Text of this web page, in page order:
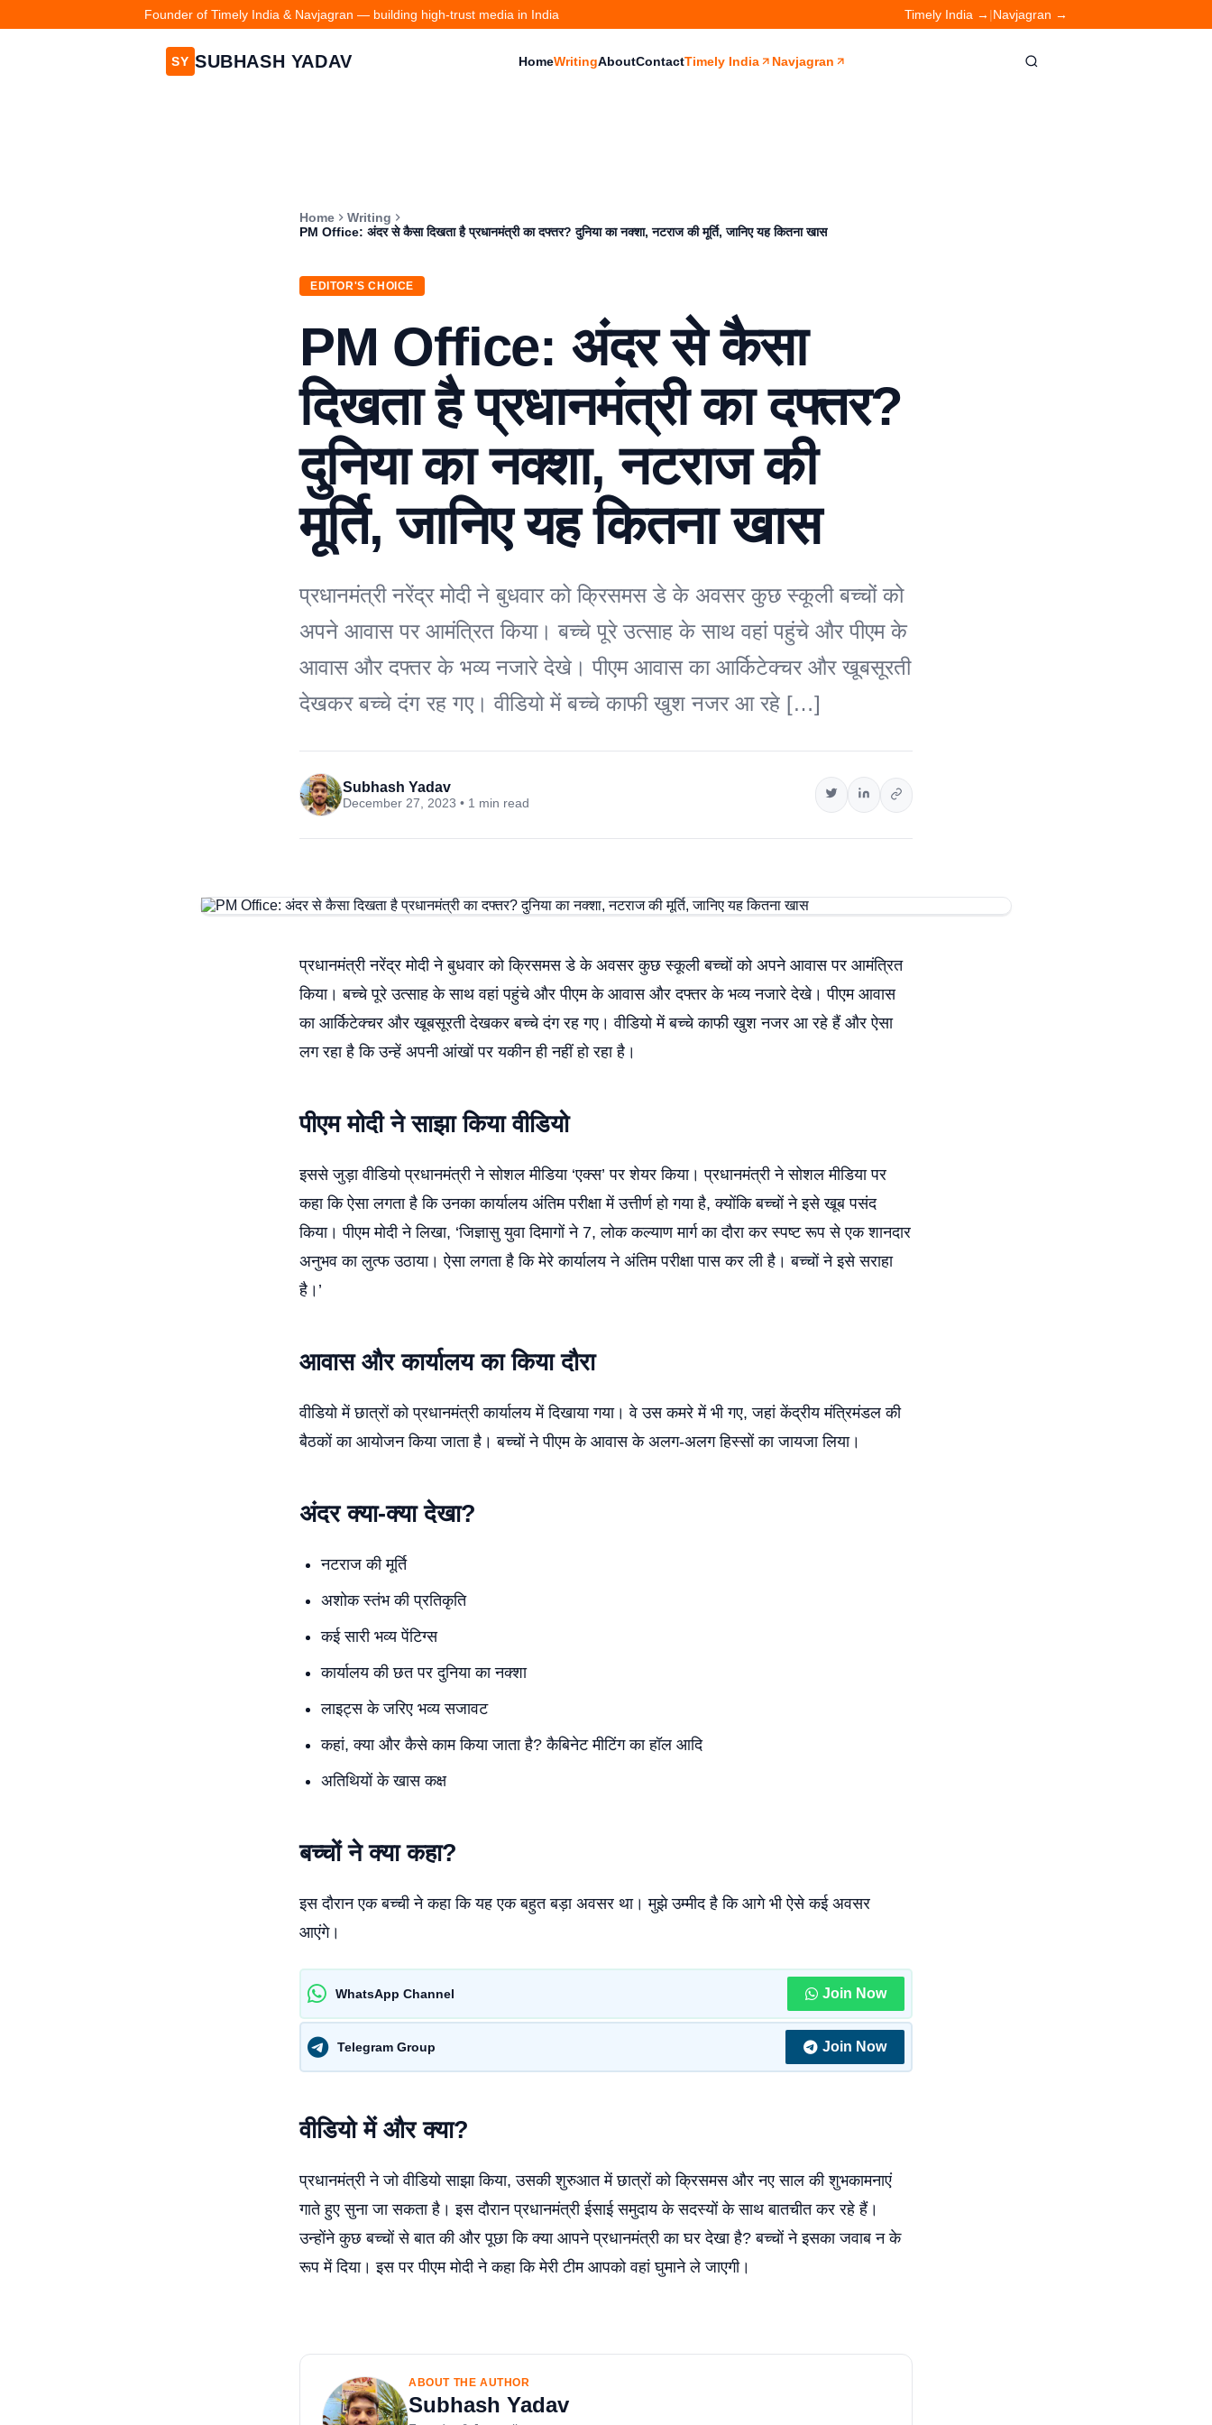
Founder of Timely India & Navjagran — building high-trust media in India Timely India → |Navjagran →
SY SUBHASH YADAV HomeWritingAboutContactTimely India Navjagran
Home
Writing
PM Office: अंदर से कैसा दिखता है प्रधानमंत्री का दफ्तर? दुनिया का नक्शा, नटराज की मूर्ति, जानिए यह कितना खास
EDITOR'S CHOICE
PM Office: अंदर से कैसा
दिखता है प्रधानमंत्री का दफ्तर?
दुनिया का नक्शा, नटराज की
मूर्ति, जानिए यह कितना खास
प्रधानमंत्री नरेंद्र मोदी ने बुधवार को क्रिसमस डे के अवसर कुछ स्कूली बच्चों को
अपने आवास पर आमंत्रित किया। बच्चे पूरे उत्साह के साथ वहां पहुंचे और पीएम के
आवास और दफ्तर के भव्य नजारे देखे। पीएम आवास का आर्किटेक्चर और खूबसूरती
देखकर बच्चे दंग रह गए। वीडियो में बच्चे काफी खुश नजर आ रहे […]
Subhash Yadav
December 27, 2023 • 1 min read
प्रधानमंत्री नरेंद्र मोदी ने बुधवार को क्रिसमस डे के अवसर कुछ स्कूली बच्चों को अपने आवास पर आमंत्रित
किया। बच्चे पूरे उत्साह के साथ वहां पहुंचे और पीएम के आवास और दफ्तर के भव्य नजारे देखे। पीएम आवास
का आर्किटेक्चर और खूबसूरती देखकर बच्चे दंग रह गए। वीडियो में बच्चे काफी खुश नजर आ रहे हैं और ऐसा
लग रहा है कि उन्हें अपनी आंखों पर यकीन ही नहीं हो रहा है।
पीएम मोदी ने साझा किया वीडियो
इससे जुड़ा वीडियो प्रधानमंत्री ने सोशल मीडिया ‘एक्स’ पर शेयर किया। प्रधानमंत्री ने सोशल मीडिया पर
कहा कि ऐसा लगता है कि उनका कार्यालय अंतिम परीक्षा में उत्तीर्ण हो गया है, क्योंकि बच्चों ने इसे खूब पसंद
किया। पीएम मोदी ने लिखा, ‘जिज्ञासु युवा दिमागों ने 7, लोक कल्याण मार्ग का दौरा कर स्पष्ट रूप से एक शानदार
अनुभव का लुत्फ उठाया। ऐसा लगता है कि मेरे कार्यालय ने अंतिम परीक्षा पास कर ली है। बच्चों ने इसे सराहा
है।’
आवास और कार्यालय का किया दौरा
वीडियो में छात्रों को प्रधानमंत्री कार्यालय में दिखाया गया। वे उस कमरे में भी गए, जहां केंद्रीय मंत्रिमंडल की
बैठकों का आयोजन किया जाता है। बच्चों ने पीएम के आवास के अलग-अलग हिस्सों का जायजा लिया।
अंदर क्या-क्या देखा?
नटराज की मूर्ति
अशोक स्तंभ की प्रतिकृति
कई सारी भव्य पेंटिग्स
कार्यालय की छत पर दुनिया का नक्शा
लाइट्स के जरिए भव्य सजावट
कहां, क्या और कैसे काम किया जाता है? कैबिनेट मीटिंग का हॉल आदि
अतिथियों के खास कक्ष
बच्चों ने क्या कहा?
इस दौरान एक बच्ची ने कहा कि यह एक बहुत बड़ा अवसर था। मुझे उम्मीद है कि आगे भी ऐसे कई अवसर
आएंगे।
WhatsApp Channel Join Now
Telegram Group Join Now
वीडियो में और क्या?
प्रधानमंत्री ने जो वीडियो साझा किया, उसकी शुरुआत में छात्रों को क्रिसमस और नए साल की शुभकामनाएं
गाते हुए सुना जा सकता है। इस दौरान प्रधानमंत्री ईसाई समुदाय के सदस्यों के साथ बातचीत कर रहे हैं।
उन्होंने कुछ बच्चों से बात की और पूछा कि क्या आपने प्रधानमंत्री का घर देखा है? बच्चों ने इसका जवाब न के
रूप में दिया। इस पर पीएम मोदी ने कहा कि मेरी टीम आपको वहां घुमाने ले जाएगी।
ABOUT THE AUTHOR
Subhash Yadav